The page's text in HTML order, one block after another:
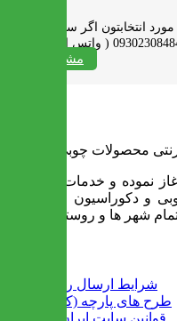
انتخابتون اگر سوالی دارید به
مشاهده همه
محصولات چوبی ایران میز
میز فعالیت خود را از سال 88 آغاز نموده و خدمات آن عبارت
و دکوراسیون و ارسال به
شهر ها و روستاهای کشور
شرایط ارسال رایگان
طرح های پارچه (کالیته)